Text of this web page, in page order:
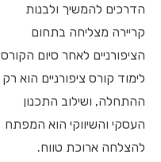
הדרכים להמשיך ולבנות
קריירה מצליחה בתחום
הציפורניים לאחר סיום הקורס
לימוד קורס ציפורניים הוא רק
ההתחלה, ושילוב התכנון
העסקי והשיווקי הוא המפתח
להצלחה ארוכת טווח.